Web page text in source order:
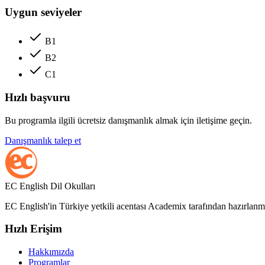
Uygun seviyeler
B1
B2
C1
Hızlı başvuru
Bu programla ilgili ücretsiz danışmanlık almak için iletişime geçin.
Danışmanlık talep et
EC English Dil Okulları
EC English'in Türkiye yetkili acentası Academix tarafından
Hızlı Erişim
Hakkımızda
Programlar